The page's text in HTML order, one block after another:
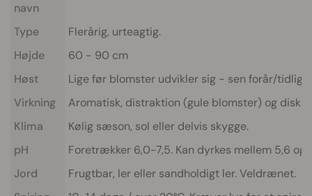
navn
Type
Flerårig, urteagtig.
Højde
60 - 90 cm
Høst
Lige før blomster udvikler sig - sen forår/tidlig
Virkning
Aromatisk, distraktion (gule blomster) og
Klima
Kølig sæson, sol eller delvis skygge.
pH
Foretrækker 6,0-7,5. Kan dyrkes mellem 5,6 og
Jord
Frugtbar, ler eller sandholdigt ler. Veldrænet.